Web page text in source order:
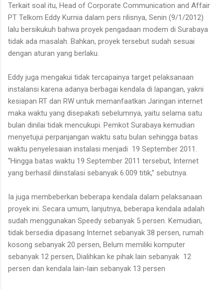
Terkait soal itu, Head of Corporate Communication and Affair
PT Telkom Eddy Kurnia dalam pers rilisnya, Senin (9/1/2012)
lalu bersikukuh bahwa proyek pengadaan modem di Surabaya
tidak ada masalah. Bahkan, proyek tersebut sudah sesuai
dengan aturan yang berlaku.
Eddy juga mengakui tidak tercapainya target pelaksanaan
instalansi karena adanya berbagai kendala di lapangan, yakni
kesiapan RT dan RW untuk memanfaatkan Jaringan internet
maka waktu yang disepakati sebelumnya, yaitu selama satu
bulan dinilai tidak mencukupi. Pemkot Surabaya kemudian
menyetujui perpanjangan waktu satu bulan sehingga batas
waktu penyelesaian instalasi menjadi 19 September 2011.
“Hingga batas waktu 19 September 2011 tersebut, Internet
yang berhasil diinstalasi sebanyak 6.009 titik,” sebutnya.
Ia juga membeberkan beberapa kendala dalam pelaksanaan
proyek ini. Secara umum, lanjutnya, beberapa kendala adalah
sudah menggunakan Speedy sebanyak 5 persen. Kemudian,
tidak bersedia dipasang Internet sebanyak 38 persen, rumah
kosong sebanyak 20 persen, Belum memiliki komputer
sebanyak 12 persen, Dialihkan ke pihak lain sebanyak 12
persen dan kendala lain-lain sebanyak 13 persen